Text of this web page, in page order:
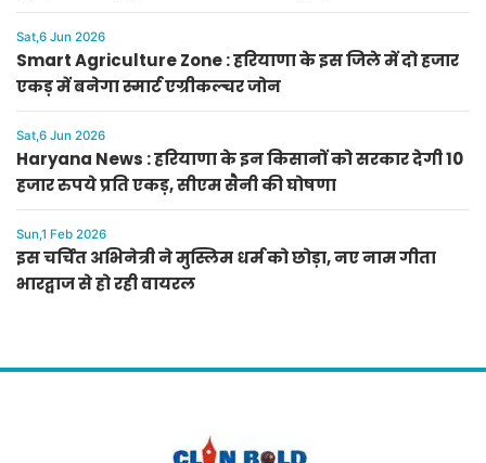
लिए आवेदन
Sat,6 Jun 2026
Smart Agriculture Zone : हरियाणा के इस जिले में दो हजार
एकड़ में बनेगा स्मार्ट एग्रीकल्चर जोन
Sat,6 Jun 2026
Haryana News : हरियाणा के इन किसानों को सरकार देगी 10
हजार रुपये प्रति एकड़, सीएम सैनी की घोषणा
Sun,1 Feb 2026
इस चर्चित अभिनेत्री ने मुस्लिम धर्म को छोड़ा, नए नाम गीता
भारद्वाज से हो रही वायरल